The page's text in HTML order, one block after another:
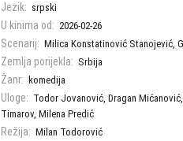
Jezik: srpski
U kinima od: 2026-02-26
Scenarij: Milica Konstatinović Stanojević,
Zemlja porijekla: Srbija
Žanr: komedija
Uloge: Todor Jovanović, Dragan Mićanović,
Timarov, Milena Predić
Režija: Milan Todorović